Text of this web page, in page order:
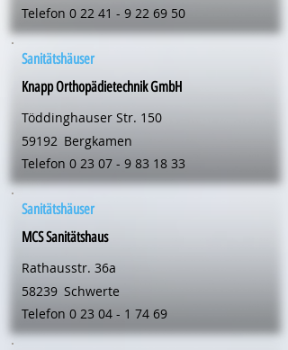
Telefon 0 22 41 - 9 22 69 50
Sanitätshäuser
Knapp Orthopädietechnik GmbH
Töddinghauser Str. 150
59192 Bergkamen
Telefon 0 23 07 - 9 83 18 33
Sanitätshäuser
MCS Sanitätshaus
Rathausstr. 36a
58239 Schwerte
Telefon 0 23 04 - 1 74 69